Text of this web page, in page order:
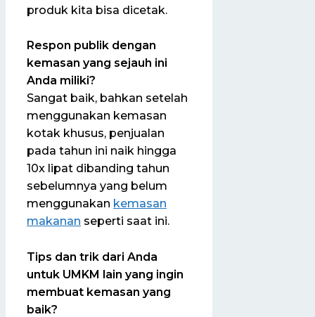
produk kita bisa dicetak.
Respon publik dengan
kemasan yang sejauh ini
Anda miliki?
Sangat baik, bahkan setelah
menggunakan kemasan
kotak khusus, penjualan
pada tahun ini naik hingga
10x lipat dibanding tahun
sebelumnya yang belum
menggunakan kemasan
makanan seperti saat ini.
Tips dan trik dari Anda
untuk UMKM lain yang ingin
membuat kemasan yang
baik?